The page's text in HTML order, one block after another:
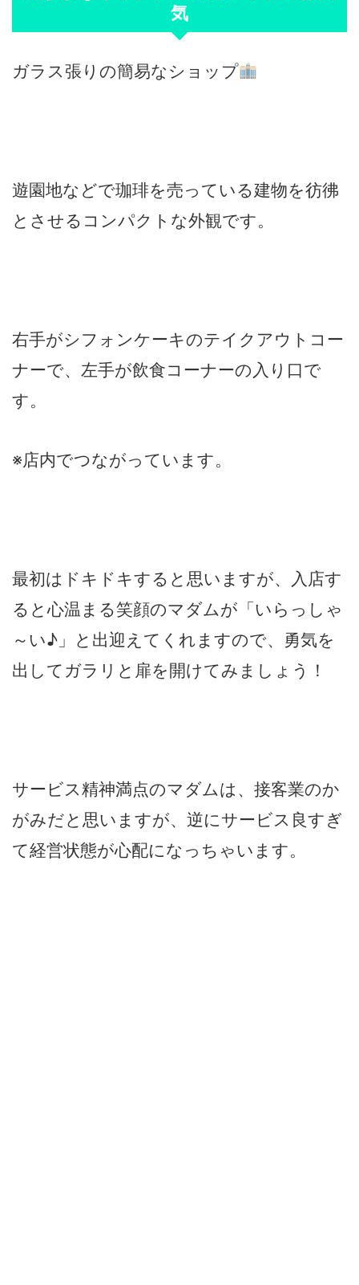
気
ガラス張りの簡易なショップ
遊園地などで珈琲を売っている建物を彷彿
とさせるコンパクトな外観です。
右手がシフォンケーキのテイクアウトコー
ナーで、左手が飲食コーナーの入り口で
す。
※店内でつながっています。
最初はドキドキすると思いますが、入店す
ると心温まる笑顔のマダムが「いらっしゃ
～い♪」と出迎えてくれますので、勇気を
出してガラリと扉を開けてみましょう！
サービス精神満点のマダムは、接客業のか
がみだと思いますが、逆にサービス良すぎ
て経営状態が心配になっちゃいます。